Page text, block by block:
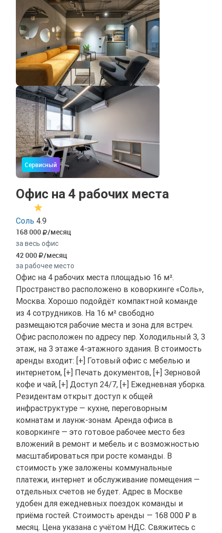
Сервисный
Офис на 4 рабочих места
Соль 4.9
168 000 /месяц
за весь офис
42 000 /месяц
за рабочее место
Офис на 4 рабочих места площадью 16 м².
Пространство расположено в коворкинге «Соль»,
Москва. Хорошо подойдёт компактной команде
из 4 сотрудников. На 16 м² свободно
размещаются рабочие места и зона для встреч.
Офис расположен по адресу пер. Холодильный 3, 3
этаж, на 3 этаже 4-этажного здания. В стоимость
аренды входит: [+] Готовый офис с мебелью и
интернетом, [+] Печать документов, [+] Зерновой
кофе и чай, [+] Доступ 24/7, [+] Ежедневная уборка.
Резидентам открыт доступ к общей
инфраструктуре — кухне, переговорным
комнатам и лаунж-зонам. Аренда офиса в
коворкинге — это готовое рабочее место без
вложений в ремонт и мебель и с возможностью
масштабироваться при росте команды. В
стоимость уже заложены коммунальные
платежи, интернет и обслуживание помещения —
отдельных счетов не будет. Адрес в Москве
удобен для ежедневных поездок команды и
приёма гостей. Стоимость аренды — 168 000 ₽ в
месяц. Цена указана с учётом НДС. Свяжитесь с